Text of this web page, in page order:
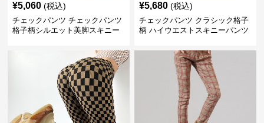
¥5,060 (税込)
チェックパンツ チェックパンツ
格子柄シルエット美脚スキニー
¥5,680 (税込)
チェックパンツ クラシック格子
柄 ハイウエストスキニーパンツ